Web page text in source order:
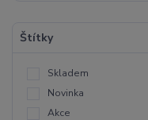
Štítky
Skladem
Novinka
Akce